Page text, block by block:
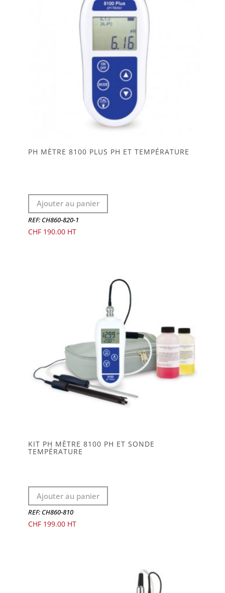
PH MÈTRE 8100 PLUS PH ET TEMPÉRATURE
Ajouter au panier
REF: CH860-820-1
CHF190.00
KIT PH MÈTRE 8100 PH ET SONDE
TEMPÉRATURE
Ajouter au panier
REF: CH860-810
CHF199.00